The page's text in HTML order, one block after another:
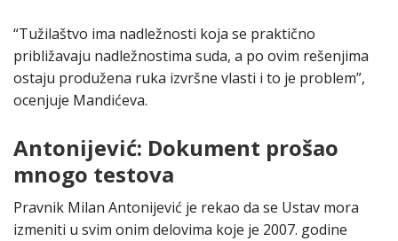
“Tužilaštvo ima nadležnosti koja se praktično
približavaju nadležnostima suda, a po ovim rešenjima
ostaju produžena ruka izvršne vlasti i to je problem”,
ocenjuje Mandićeva.
Antonijević: Dokument prošao
mnogo testova
Pravnik Milan Antonijević je rekao da se Ustav mora
izmeniti u svim onim delovima koje je 2007. godine